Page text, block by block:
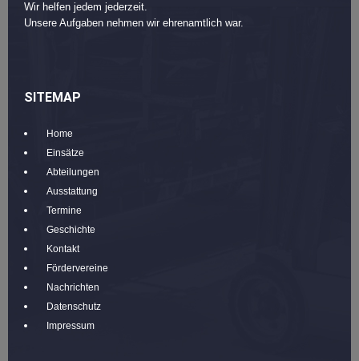
Wir helfen jedem jederzeit.
Unsere Aufgaben nehmen wir ehrenamtlich war.
SITEMAP
Home
Einsätze
Abteilungen
Ausstattung
Termine
Geschichte
Kontakt
Fördervereine
Nachrichten
Datenschutz
Impressum